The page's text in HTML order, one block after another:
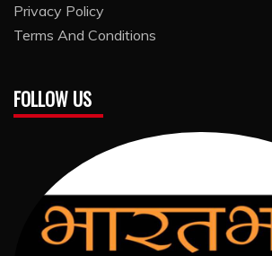
Privacy Policy
Terms And Conditions
FOLLOW US